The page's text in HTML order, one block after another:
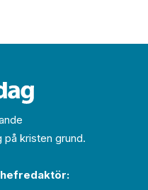
på kristen grund.